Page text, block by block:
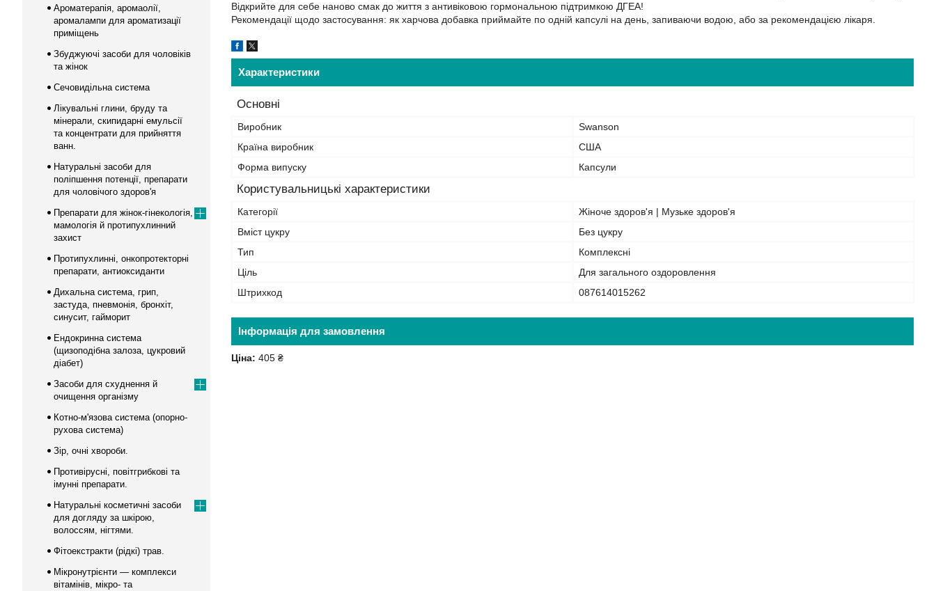
Відкрийте для себе наново смак до життя з антивіковою гормональною підтримкою ДГЕА!
Рекомендації щодо застосування: як харчова добавка приймайте по одній капсулі на день, запиваючи водою, або за рекомендацією лікаря.
Характеристики
Основні
Виробник
Swanson
Країна виробник
США
Форма випуску
Капсули
Користувальницькі характеристики
Категорії
Жіноче здоров'я | Музьке здоров'я
Вміст цукру
Без цукру
Тип
Комплексні
Ціль
Для загального оздоровлення
Штрихкод
087614015262
Інформація для замовлення
Ціна: 405 ₴
Ароматерапія, аромаолії,
аромалампи для ароматизації
приміщень
Збуджуючі засоби для чоловіків
та жінок
Сечовидільна система
Лікувальні глини, бруду та
мінерали, скипидарні емульсії
та концентрати для прийняття
ванн.
Натуральні засоби для
поліпшення потенції, препарати
для чоловічого здоров'я
Препарати для жінок-гінекологія,
мамологія й протипухлинний
захист
Протипухлинні, онкопротекторні
препарати, антиоксиданти
Дихальна система, грип,
застуда, пневмонія, бронхіт,
синусит, гайморит
Ендокринна система
(щизоподібна залоза, цукровий
діабет)
Засоби для схуднення й
очищення організму
Котно-м'язова система (опорно-
рухова система)
Зір, очні хвороби.
Противірусні, повітгрибкові та
імунні препарати.
Натуральні косметичні засоби
для догляду за шкірою,
волоссям, нігтями.
Фітоекстракти (рідкі) трав.
Мікронутрієнти — комплекси
вітамінів, мікро- та